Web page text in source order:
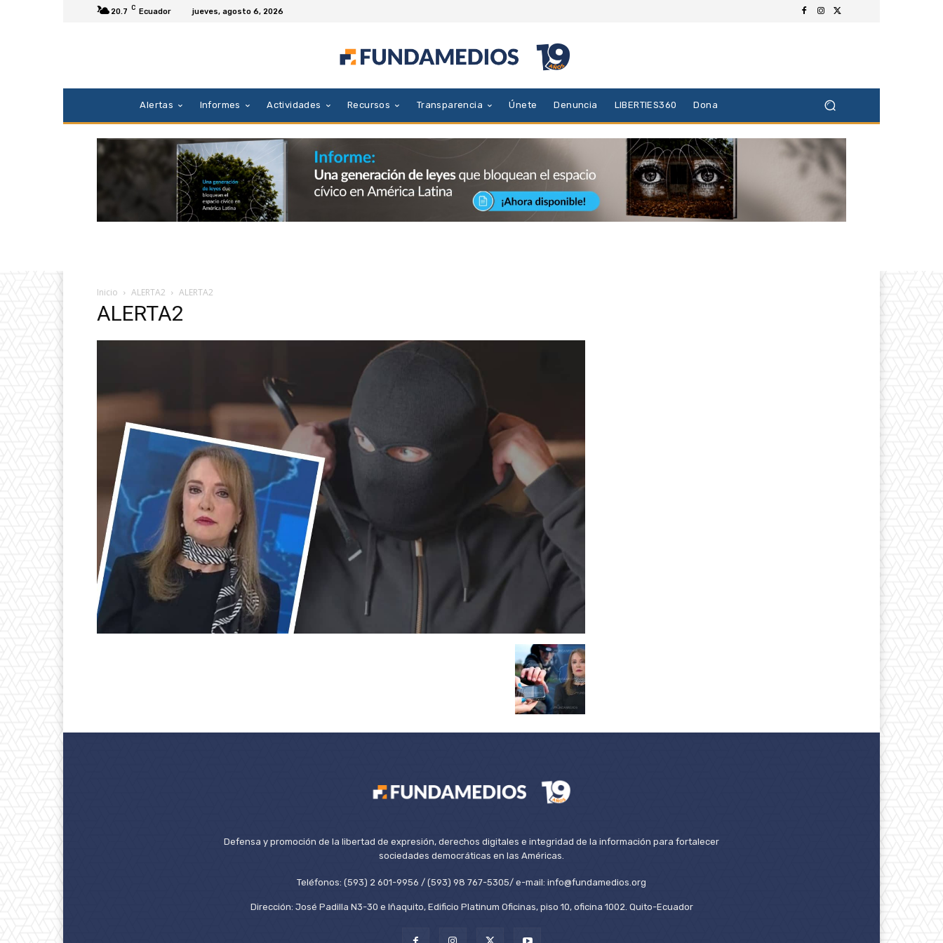
20.7 C Ecuador jueves, agosto 6, 2026
Alertas Informes Actividades Recursos Transparencia Únete Denuncia LIBERTIES360 Dona
Inicio ALERTA2 ALERTA2
ALERTA2
Defensa y promoción de la libertad de expresión, derechos digitales e integridad de la información para fortalecer
sociedades democráticas en las Américas.
Teléfonos: (593) 2 601-9956 / (593) 98 767-5305/ e-mail: info@fundamedios.org
Dirección: José Padilla N3-30 e Iñaquito, Edificio Platinum Oficinas, piso 10, oficina 1002. Quito-Ecuador